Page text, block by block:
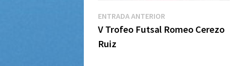
Navegación
de
ENTRADA ANTERIOREntrada
anterior:
V Trofeo Futsal Romeo Cerezo
Ruiz